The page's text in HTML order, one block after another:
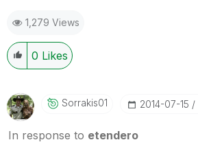
1,279 Views
0 Likes
Sorrakis01 ‎2014-07-15
In response to etendero